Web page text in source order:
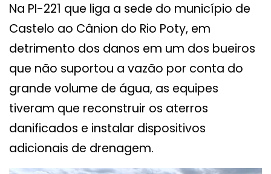
Na PI-221 que liga a sede do município de
Castelo ao Cânion do Rio Poty, em
detrimento dos danos em um dos bueiros
que não suportou a vazão por conta do
grande volume de água, as equipes
tiveram que reconstruir os aterros
danificados e instalar dispositivos
adicionais de drenagem.